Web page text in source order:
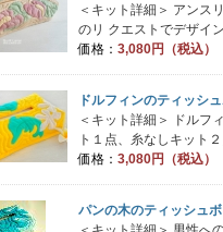
＜キット詳細＞ アンス
のリ クエストでデザイ
価格： 3,080円（税込）
ドルフィンのティッシ
＜キット詳細＞ ドルフ
ト１点、糸なしキット
価格： 3,080円（税込）
パンの木のティッシュ